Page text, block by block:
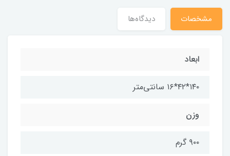
مشخصات دیدگاه‌ها
ابعاد
۱۴۰*۴۲*۱۶ سانتی‌متر
وزن
۹۰۰ گرم